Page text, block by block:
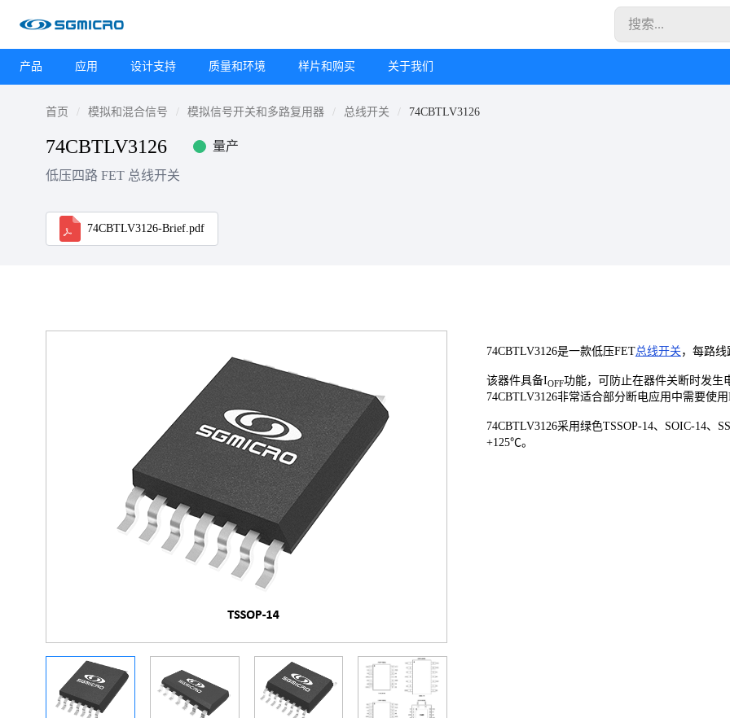
产品 应用 设计支持 质量和环境 样片和购买 关于我们
首页 模拟和混合信号 模拟信号开关和多路复用器 总线开关 74CBTLV3126
74CBTLV3126 量产
低压四路 FET 总线开关
74CBTLV3126-Brief.pdf
74CBTLV3126是一款低压FET总线开关 ，每路线
该器件具备IOFF功能，可防止在器件关断时发生
74CBTLV3126非常适合部分断电应用中需要使
74CBTLV3126采用绿色TSSOP-14、SOIC-14
+125℃。